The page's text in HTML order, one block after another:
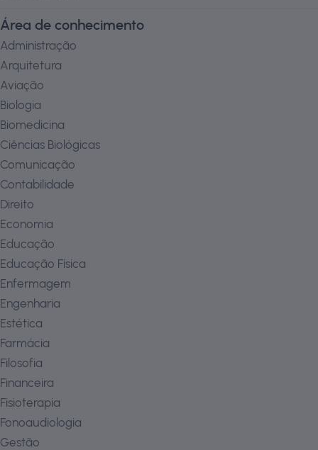
Área de conhecimento
Administração
Arquitetura
Aviação
Biologia
Biomedicina
Ciências Biológicas
Comunicação
Contabilidade
Direito
Economia
Educação
Educação Física
Enfermagem
Engenharia
Estética
Farmácia
Filosofia
Financeira
Fisioterapia
Fonoaudiologia
Gestão